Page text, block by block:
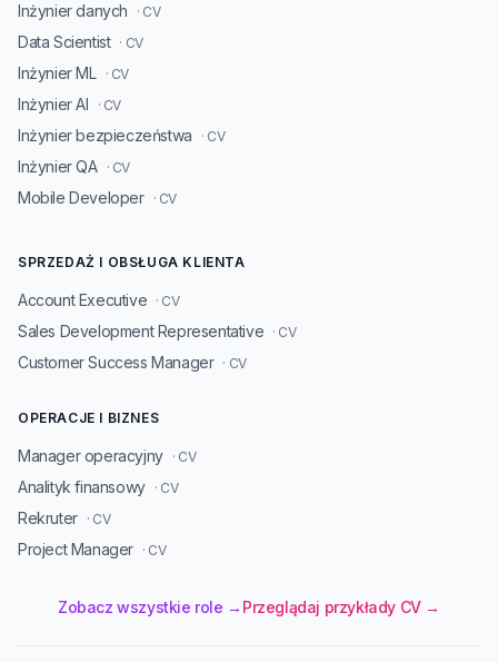
Inżynier danych · CV
Data Scientist · CV
Inżynier ML · CV
Inżynier AI · CV
Inżynier bezpieczeństwa · CV
Inżynier QA · CV
Mobile Developer · CV
SPRZEDAŻ I OBSŁUGA KLIENTA
Account Executive · CV
Sales Development Representative · CV
Customer Success Manager · CV
OPERACJE I BIZNES
Manager operacyjny · CV
Analityk finansowy · CV
Rekruter · CV
Project Manager · CV
Zobacz wszystkie role → Przeglądaj przykłady CV →